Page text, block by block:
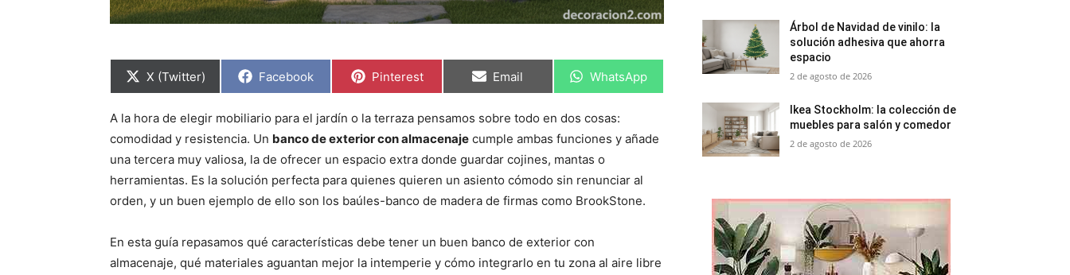
C
a
r
t
i
e
n
X (Twitter) C
p
a
r
t
i
e
n
Facebook C
p
a
r
t
i
e
n
Pinterest C
p
a
r
t
i
e
n
Email C
a
r
t
i
e
n
WhatsApp
A la hora de elegir mobiliario para el jardín o la terraza pensamos sobre todo en dos cosas:
comodidad y resistencia. Un banco de exterior con almacenaje cumple ambas funciones y añade
una tercera muy valiosa, la de ofrecer un espacio extra donde guardar cojines, mantas o
herramientas. Es la solución perfecta para quienes quieren un asiento cómodo sin renunciar al
orden, y un buen ejemplo de ello son los baúles-banco de madera de firmas como BrookStone.
En esta guía repasamos qué características debe tener un buen banco de exterior con
almacenaje, qué materiales aguantan mejor la intemperie y cómo integrarlo en tu zona al aire libre
Árbol de Navidad de vinilo: la
solución adhesiva que ahorra
espacio
2 de agosto de 2026
Ikea Stockholm: la colección de
muebles para salón y comedor
2 de agosto de 2026